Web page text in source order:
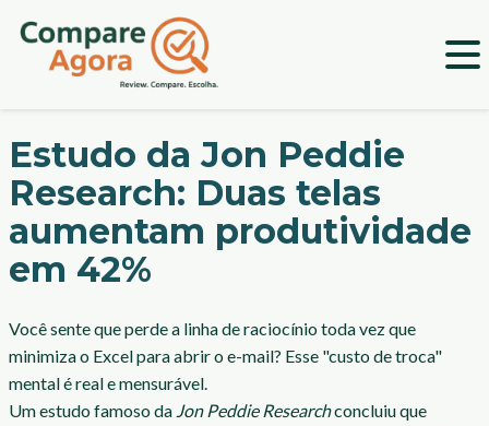
Estudo da Jon Peddie
Research: Duas telas
aumentam produtividade
em 42%
Você sente que perde a linha de raciocínio toda vez que
minimiza o Excel para abrir o e-mail? Esse "custo de troca"
mental é real e mensurável.
Um estudo famoso da Jon Peddie Researchconcluiu que